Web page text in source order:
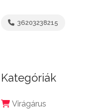
36203238215
Kategóriák
Virágárus